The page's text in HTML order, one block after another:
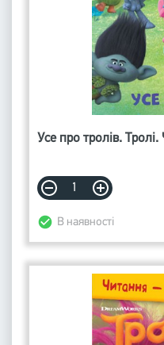
Усе про тролів.
В наявності